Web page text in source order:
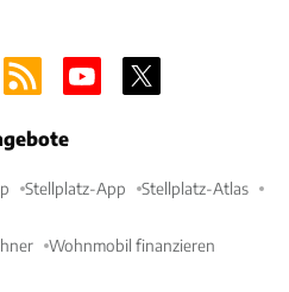
Stellplatz-App Stellplatz-Atlas
Wohnmobil finanzieren